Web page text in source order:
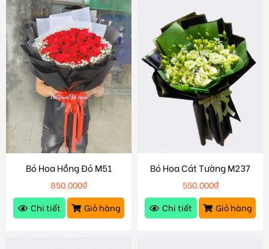
Bó Hoa Hồng Đỏ M51
850.000₫
Chi tiết
Giỏ hàng
Bó Hoa Cát Tường M237
550.000₫
Chi tiết
Giỏ hàng